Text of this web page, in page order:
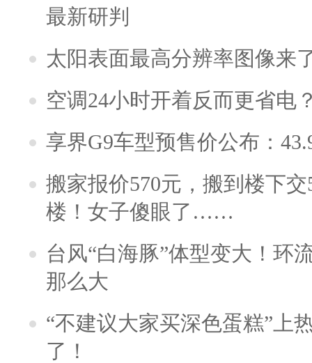
最新研判
太阳表面最高分辨率图像来
空调24小时开着反而更省电
享界G9车型预售价公布：
搬家报价570元，搬到楼下
楼！女子傻眼了……
台风“白海豚”体型变大！环
那么大
“不建议大家买深色蛋糕”上
了！